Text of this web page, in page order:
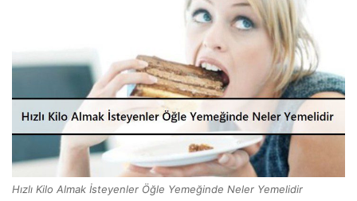
Hızlı Kilo Almak İsteyenler Öğle Yemeğinde Neler Yemelidir